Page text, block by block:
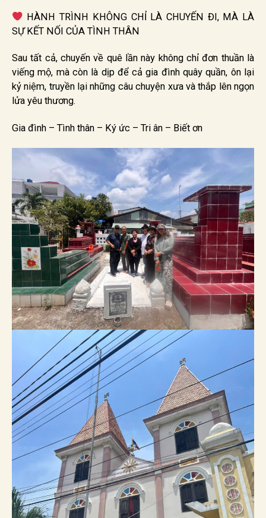
HÀNH TRÌNH KHÔNG CHỈ LÀ CHUYẾN ĐI, MÀ LÀ
SỰ KẾT NỐI CỦA TÌNH THÂN
Sau tất cả, chuyến về quê lần này không chỉ đơn thuần là
viếng mộ, mà còn là dịp để cả gia đình quây quần, ôn lại
kỷ niệm, truyền lại những câu chuyện xưa và thắp lên ngọn
lửa yêu thương.
️Gia đình – Tình thân – Ký ức – Tri ân – Biết ơn